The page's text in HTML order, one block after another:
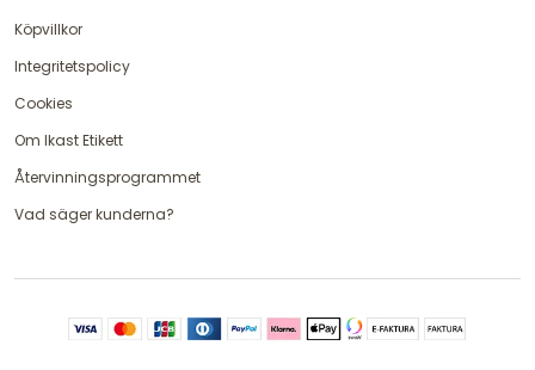
Köpvillkor
Integritetspolicy
Cookies
Om Ikast Etikett
Återvinningsprogrammet
Vad säger kunderna?